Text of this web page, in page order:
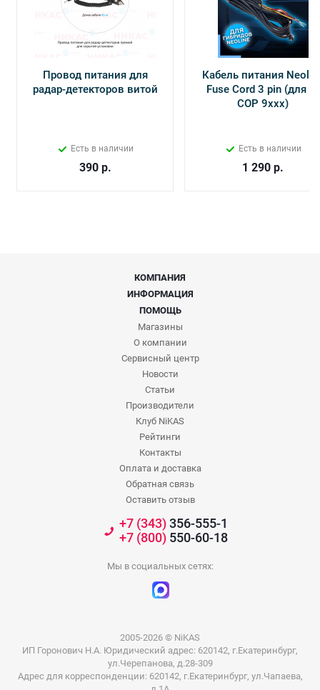
Провод питания для
радар-детекторов витой
Есть в наличии
390р.
Кабель питания
Fuse Cord 3 pin (для Х-
СОР 9ххх)
Есть в наличии
1 290 р.
КОМПАНИЯ
ИНФОРМАЦИЯ
ПОМОЩЬ
Магазины
О компании
Сервисный центр
Новости
Статьи
Производители
Клуб NiKAS
Рейтинги
Контакты
Оплата и доставка
Обратная связь
Оставить отзыв
+7 (343)356-555-1
+7 (800)550-60-18
Мы в социальных сетях:
2005-2026 © NiKAS
ИП Горонович Н.А. Юридический адрес: 620142, г.Екатеринбург,
ул.Черепанова, д.28-309
Адрес для корреспонденции: 620142, г.Екатеринбург, ул.Чапаева,